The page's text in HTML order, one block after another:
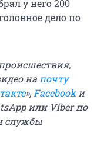
у него 200
дело по
напочту
»,Facebookи
или Viber по
службы